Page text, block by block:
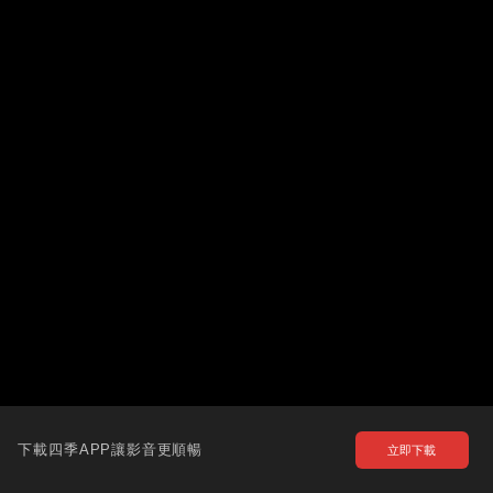
下載四季APP讓影音更順暢 立即下載